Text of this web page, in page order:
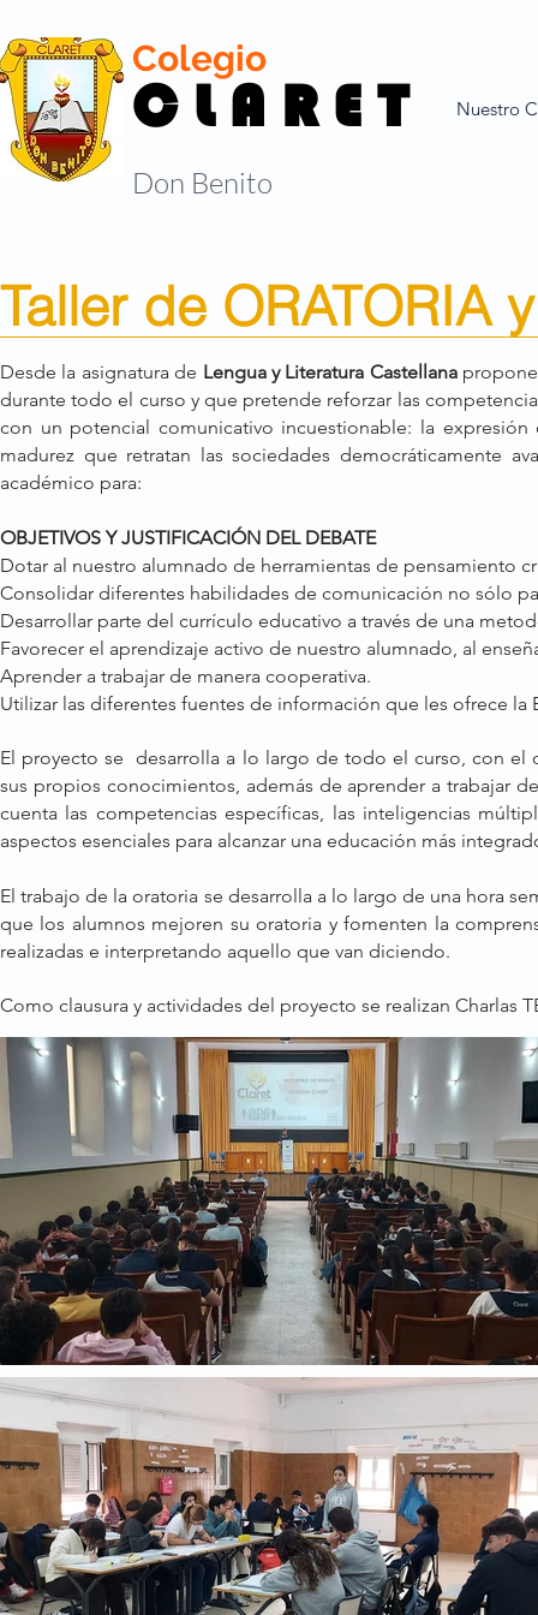
Colegio
C L A R E T Nuestro
Don Benito
Taller de ORATORIA
Desde la asignatura de Lengua y Literatura Castellana
durante todo el curso y que pretende reforzar las
con un potencial comunicativo incuestionable: la
madurez que retratan las sociedades democráticamente
académico para:
OBJETIVOS Y JUSTIFICACIÓN DEL DEBATE
Dotar al nuestro alumnado de herramientas de pensamiento
Consolidar diferentes habilidades de comunicación no sólo
Desarrollar parte del currículo educativo a través de una
Favorecer el aprendizaje activo de nuestro alumnado, al
Aprender a trabajar de manera cooperativa.
Utilizar las diferentes fuentes de información que les ofrece
El proyecto se desarrolla a lo largo de todo el curso, con
sus propios conocimientos, además de aprender a trabajar
cuenta las competencias específicas, las inteligencias
aspectos esenciales para alcanzar una educación más
El trabajo de la oratoria se desarrolla a lo largo de una hora
que los alumnos mejoren su oratoria y fomenten la
realizadas e interpretando aquello que van diciendo.
Como clausura y actividades del proyecto se realizan Charlas